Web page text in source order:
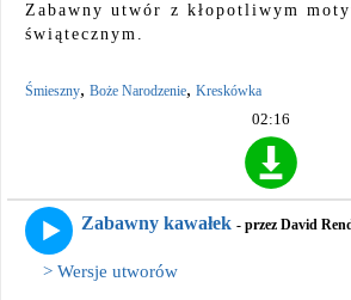
Zabawny utwór z kłopotliwym
świątecznym.
Śmieszny, Boże Narodzenie, Kreskówka
02:16
Zabawny kawałek - przez David
> Wersje utworów